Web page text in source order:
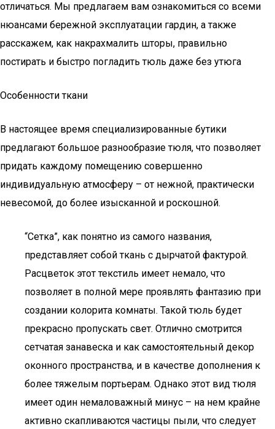
отличаться. Мы предлагаем вам ознакомиться со всеми
нюансами бережной эксплуатации гардин, а также
расскажем, как накрахмалить шторы, правильно
постирать и быстро погладить тюль даже без утюга
Особенности ткани
В настоящее время специализированные бутики
предлагают большое разнообразие тюля, что позволяет
придать каждому помещению совершенно
индивидуальную атмосферу – от нежной, практически
невесомой, до более изысканной и роскошной.
“Сетка”, как понятно из самого названия,
представляет собой ткань с дырчатой фактурой.
Расцветок этот текстиль имеет немало, что
позволяет в полной мере проявлять фантазию при
создании колорита комнаты. Такой тюль будет
прекрасно пропускать свет. Отлично смотрится
сетчатая занавеска и как самостоятельный декор
оконного пространства, и в качестве дополнения к
более тяжелым портьерам. Однако этот вид тюля
имеет один немаловажный минус – на нем крайне
активно скапливаются частицы пыли, что следует